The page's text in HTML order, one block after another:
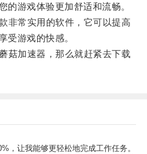
的游戏体验更加舒适和流畅。
常实用的软件，它可以提高
受游戏的快感。
加速器，那么就赶紧去下载
，让我能够更轻松地完成工作任务。